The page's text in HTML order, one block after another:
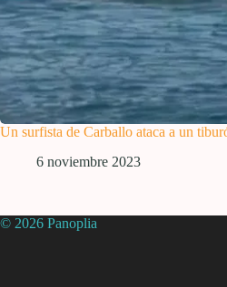
Un surfista de Carballo ataca a un
6 noviembre 2023
© 2026 Panoplia